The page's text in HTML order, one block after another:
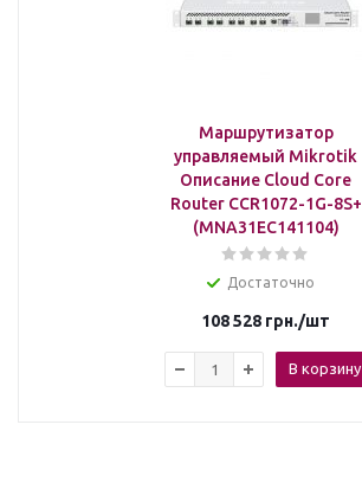
Маршрутизатор
управляемый Mikrotik
Описание Cloud Core
Router CCR1072-1G-8S+
(MNA31EC141104)
Достаточно
108 528 грн./шт
В корзину